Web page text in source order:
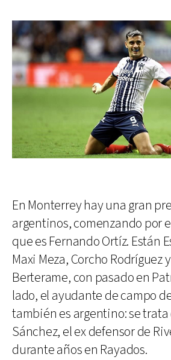
En Monterrey hay una gran
argentinos, comenzando por
que es Fernando Ortíz. Están
Maxi Meza, Corcho Rodríguez
Berterame, con pasado en
lado, el ayudante de campo
también es argentino: se
Sánchez, el ex defensor de
durante años en Rayados.